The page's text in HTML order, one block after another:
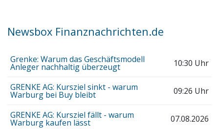
Newsbox Finanznachrichten.de
Grenke: Warum das Geschäftsmodell
Anleger nachhaltig überzeugt 10:30 Uhr
GRENKE AG: Kursziel sinkt - warum
Warburg bei Buy bleibt 09:26 Uhr
GRENKE AG: Kursziel fällt - warum
Warburg kaufen lässt 07.08.2026